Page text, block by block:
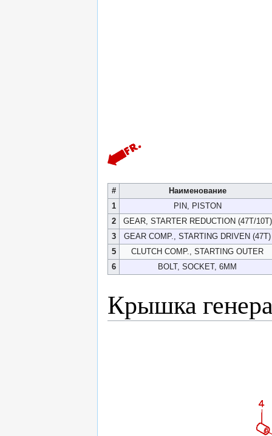
#
Наименование
1
PIN, PISTON
2
GEAR, STARTER REDUCTION (47T/10T)
3
GEAR COMP., STARTING DRIVEN (47T)
5
CLUTCH COMP., STARTING OUTER
6
BOLT, SOCKET, 6MM
Крышка